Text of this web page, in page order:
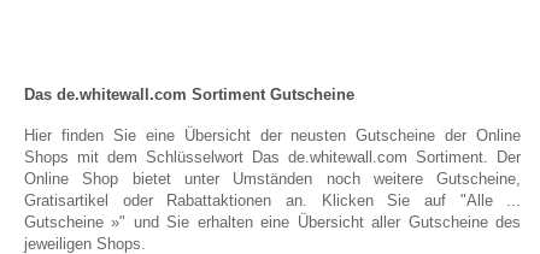
Das de.whitewall.com Sortiment Gutscheine
Hier finden Sie eine Übersicht der neusten Gutscheine der Online
Shops mit dem Schlüsselwort Das de.whitewall.com Sortiment. Der
Online Shop bietet unter Umständen noch weitere Gutscheine,
Gratisartikel oder Rabattaktionen an. Klicken Sie auf "Alle ...
Gutscheine »" und Sie erhalten eine Übersicht aller Gutscheine des
jeweiligen Shops.